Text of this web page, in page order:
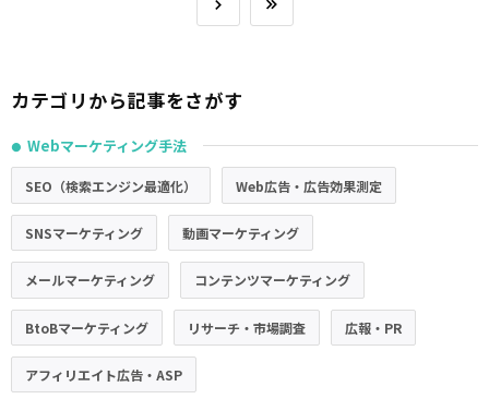
カテゴリから記事をさがす
● Webマーケティング手法
SEO（検索エンジン最適化） Web広告・広告効果測定
SNSマーケティング 動画マーケティング
メールマーケティング コンテンツマーケティング
BtoBマーケティング リサーチ・市場調査 広報・PR
アフィリエイト広告・ASP